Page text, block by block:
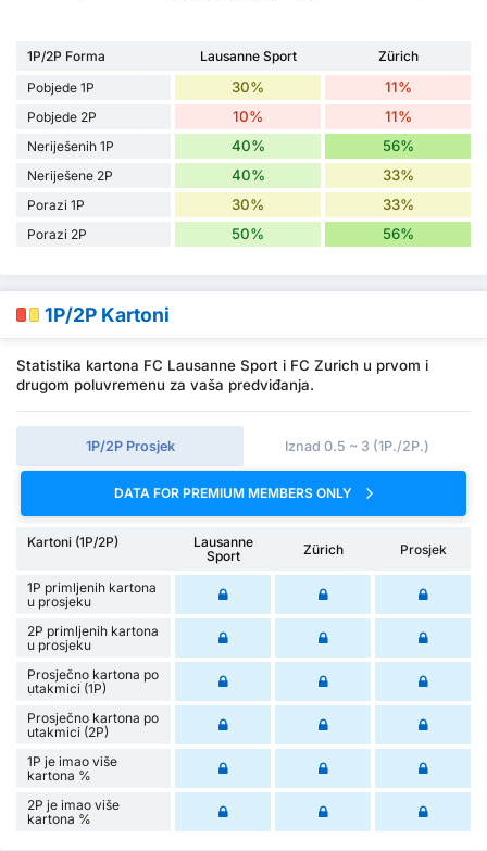
1P/2P Forma Lausanne Sport
Zürich
Pobjede 1P
30% 11%
Pobjede 2P 10% 11%
Neriješenih 1P 40% 56%
Neriješene 2P 40% 33%
Porazi 1P 30% 33%
Porazi 2P 50% 56%
1P/2P Kartoni
Statistika kartona FC Lausanne Sport i FC Zurich u prvom i
drugom poluvremenu za vaša predviđanja.
1P/2P Prosjek Iznad 0.5 ~ 3 (1P./2P.)
DATA FOR PREMIUM MEMBERS ONLY
Kartoni (1P/2P)
Lausanne
Sport
Zürich Prosjek
1P primljenih kartona
u prosjeku
2P primljenih kartona
u prosjeku
Prosječno kartona po
utakmici (1P)
Prosječno kartona po
utakmici (2P)
1P je imao više
kartona %
2P je imao više
kartona %